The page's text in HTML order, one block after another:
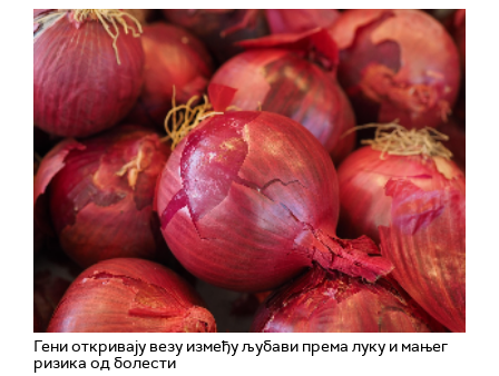
Гени откривају везу између љубави према луку и мањег
ризика од болести